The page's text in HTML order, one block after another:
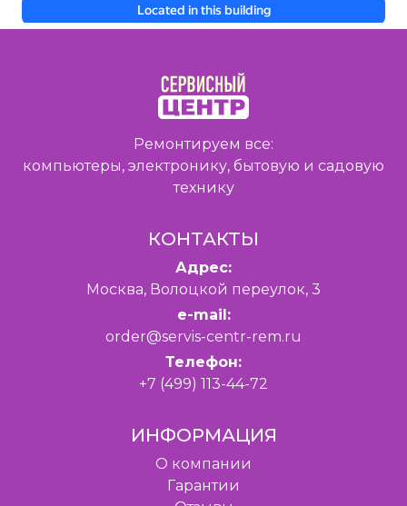
Ремонтируем все:
компьютеры, электронику, бытовую и садовую
технику
КОНТАКТЫ
Адрес:
Москва, Волоцкой переулок, 3
e-mail:
order@servis-centr-rem.ru
Телефон:
+7 (499) 113-44-72
ИНФОРМАЦИЯ
O компании
Гарантии